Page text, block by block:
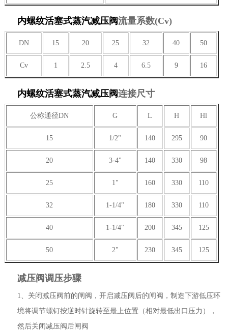
内螺纹活塞式蒸汽减压阀流量系数(Cv)
DN 15 20 25 32 40 50
Cv 1 2.5 4 6.5 9 16
内螺纹活塞式蒸汽减压阀连接尺寸
公称通径DN G L H Hl
15 1/2" 140 295 90
20 3-4" 140 330 98
25 1" 160 330 110
32 1-1/4" 180 330 110
40 1-1/4" 200 345 125
50 2" 230 345 125
减压阀调压步骤
1、关闭减压阀前的闸阀，开启减压阀后的闸阀，制造下游低压环
境将调节螺钉按逆时针旋转至最上位置（相对最低出口压力），
然后关闭减压阀后闸阀